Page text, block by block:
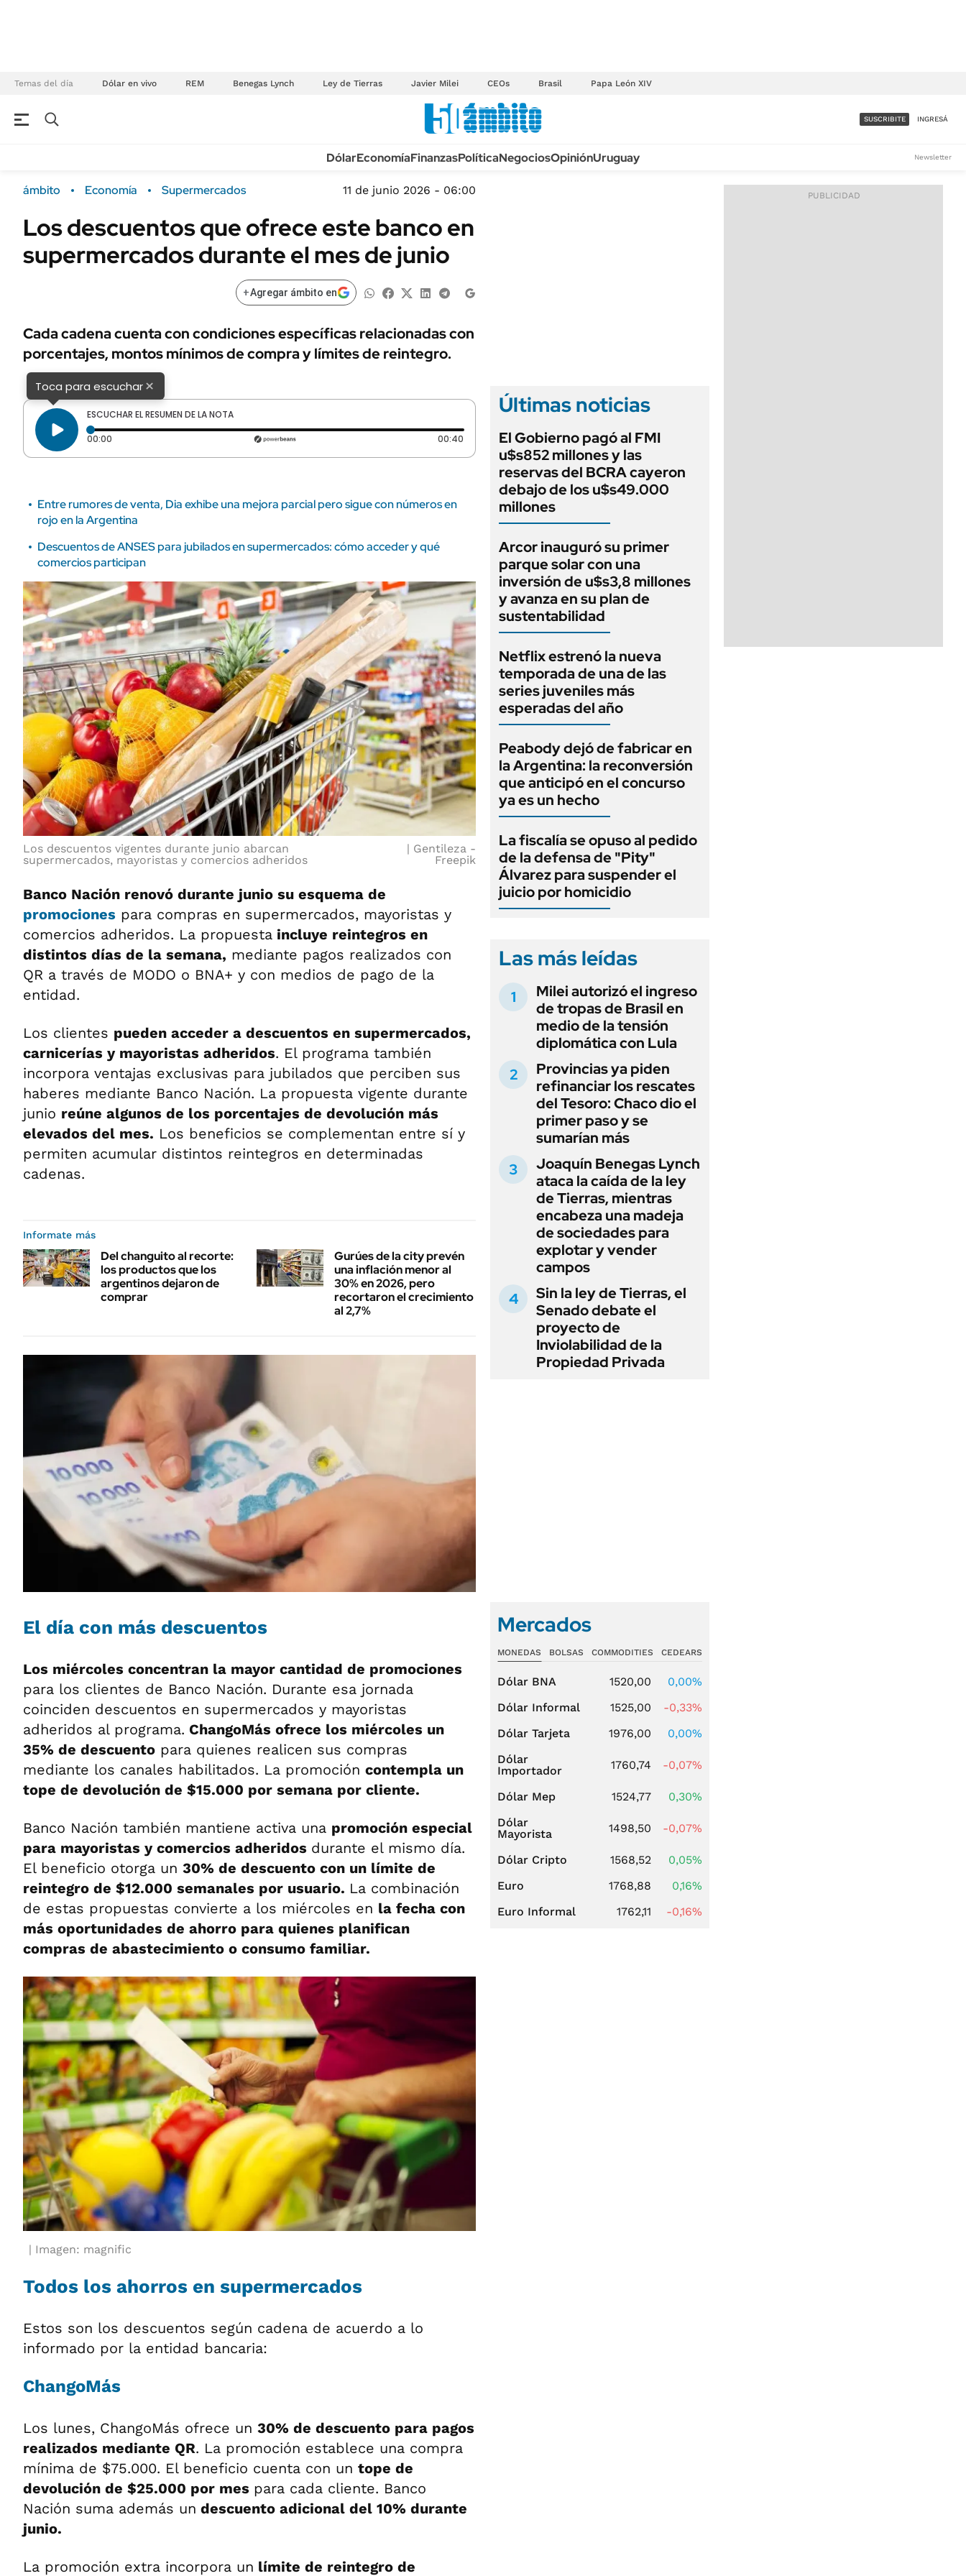
Temas del día Dólar en vivo REM Benegas Lynch Ley de Tierras Javier Milei CEOs Brasil Papa León XIV
Campo
FINANZAS
ÁMBITO DEBATE
MEDIAKIT AMBITO DEBATE
Sustentabilidad
Seguros
POLÍTICA
TECNOLOGÍA
MÉXICO
MUNDO
INFORMACIÓN GENERAL
LIFESTYLE
AUTOS
ACCESO FULL - $1.800/MES
SUSCRIBITE INGRESÁ
DólarEconomíaFinanzasPolíticaNegociosOpiniónUruguay Newsletter
ámbito Economía Supermercados 11 de junio 2026 - 06:00
Los descuentos que ofrece este banco en
supermercados durante el mes de junio
+Agregar ámbito en
Cada cadena cuenta con condiciones específicas relacionadas con
porcentajes, montos mínimos de compra y límites de reintegro.
Toca para escuchar×
ESCUCHAR EL RESUMEN DE LA NOTA
00:00 Tiempo transcurrido: 0 segundos 00:40 Duración: 40 segundos
Entre rumores de venta, Dia exhibe una mejora parcial pero sigue con números en
rojo en la Argentina
Descuentos de ANSES para jubilados en supermercados: cómo acceder y qué
comercios participan
Los descuentos vigentes durante junio abarcan
supermercados, mayoristas y comercios adheridos
Gentileza -
Freepik
Banco Nación renovó durante junio su esquema de
promociones para compras en supermercados, mayoristas y
comercios adheridos. La propuesta incluye reintegros en
distintos días de la semana, mediante pagos realizados con
QR a través de MODO o BNA+ y con medios de pago de la
entidad.
Los clientes pueden acceder a descuentos en supermercados,
carnicerías y mayoristas adheridos. El programa también
incorpora ventajas exclusivas para jubilados que perciben sus
haberes mediante Banco Nación. La propuesta vigente durante
junio reúne algunos de los porcentajes de devolución más
elevados del mes. Los beneficios se complementan entre sí y
permiten acumular distintos reintegros en determinadas
cadenas.
Informate más
Del changuito al recorte:
los productos que los
argentinos dejaron de
comprar
Gurúes de la city prevén
una inflación menor al
30% en 2026, pero
recortaron el crecimiento
al 2,7%
El día con más descuentos
Los miércoles concentran la mayor cantidad de promociones
para los clientes de Banco Nación. Durante esa jornada
coinciden descuentos en supermercados y mayoristas
adheridos al programa. ChangoMás ofrece los miércoles un
35% de descuento para quienes realicen sus compras
mediante los canales habilitados. La promoción contempla un
tope de devolución de $15.000 por semana por cliente.
Banco Nación también mantiene activa una promoción especial
para mayoristas y comercios adheridos durante el mismo día.
El beneficio otorga un 30% de descuento con un límite de
reintegro de $12.000 semanales por usuario. La combinación
de estas propuestas convierte a los miércoles en la fecha con
más oportunidades de ahorro para quienes planifican
compras de abastecimiento o consumo familiar.
Imagen: magnific
Todos los ahorros en supermercados
Estos son los descuentos según cadena de acuerdo a lo
informado por la entidad bancaria:
ChangoMás
Los lunes, ChangoMás ofrece un 30% de descuento para pagos
realizados mediante QR. La promoción establece una compra
mínima de $75.000. El beneficio cuenta con un tope de
devolución de $25.000 por mes para cada cliente. Banco
Nación suma además un descuento adicional del 10% durante
junio.
La promoción extra incorpora un límite de reintegro de
Últimas noticias
El Gobierno pagó al FMI
u$s852 millones y las
reservas del BCRA cayeron
debajo de los u$s49.000
millones
Arcor inauguró su primer
parque solar con una
inversión de u$s3,8 millones
y avanza en su plan de
sustentabilidad
Netflix estrenó la nueva
temporada de una de las
series juveniles más
esperadas del año
Peabody dejó de fabricar en
la Argentina: la reconversión
que anticipó en el concurso
ya es un hecho
La fiscalía se opuso al pedido
de la defensa de "Pity"
Álvarez para suspender el
juicio por homicidio
Las más leídas
Milei autorizó el ingreso
de tropas de Brasil en
medio de la tensión
diplomática con Lula
Provincias ya piden
refinanciar los rescates
del Tesoro: Chaco dio el
primer paso y se
sumarían más
Joaquín Benegas Lynch
ataca la caída de la ley
de Tierras, mientras
encabeza una madeja
de sociedades para
explotar y vender
campos
Sin la ley de Tierras, el
Senado debate el
proyecto de
Inviolabilidad de la
Propiedad Privada
Mercados
MONEDAS BOLSAS COMMODITIES CEDEARS
Dólar BNA 1520,00
0,00%
Dólar Informal
1525,00
-0,33%
Dólar Tarjeta
1976,00
0,00%
Dólar
Importador
1760,74 -0,07%
Dólar Mep 1524,77
0,30%
Dólar
Mayorista
1498,50 -0,07%
Dólar Cripto 1568,52
0,05%
Euro
1768,88
0,16%
Euro Informal
1762,11 -0,16%